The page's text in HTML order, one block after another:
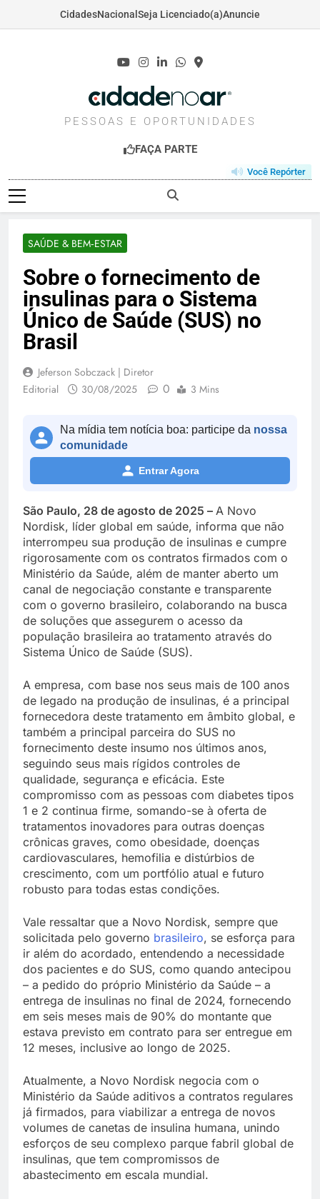
CidadesNacional Seja Licenciado(a)Anuncie
CIDADENOAR.COM
PESSOAS E OPORTUNIDADES
FAÇA PARTE
Você Repórter
SAÚDE & BEM‑ESTAR
Sobre o fornecimento de
insulinas para o Sistema
Único de Saúde (SUS) no
Brasil
Jeferson Sobczack | Diretor
Editorial
30/08/2025 0 3 Mins
Na mídia tem notícia boa: participe da nossa
comunidade
Entrar Agora
São Paulo, 28 de agosto de 2025 – A Novo
Nordisk, líder global em saúde, informa que não
interrompeu sua produção de insulinas e cumpre
rigorosamente com os contratos firmados com o
Ministério da Saúde, além de manter aberto um
canal de negociação constante e transparente
com o governo brasileiro, colaborando na busca
de soluções que assegurem o acesso da
população brasileira ao tratamento através do
Sistema Único de Saúde (SUS).
A empresa, com base nos seus mais de 100 anos
de legado na produção de insulinas, é a principal
fornecedora deste tratamento em âmbito global, e
também a principal parceira do SUS no
fornecimento deste insumo nos últimos anos,
seguindo seus mais rígidos controles de
qualidade, segurança e eficácia. Este
compromisso com as pessoas com diabetes tipos
1 e 2 continua firme, somando-se à oferta de
tratamentos inovadores para outras doenças
crônicas graves, como obesidade, doenças
cardiovasculares, hemofilia e distúrbios de
crescimento, com um portfólio atual e futuro
robusto para todas estas condições.
Vale ressaltar que a Novo Nordisk, sempre que
solicitada pelo governo brasileiro, se esforça para
ir além do acordado, entendendo a necessidade
dos pacientes e do SUS, como quando antecipou
– a pedido do próprio Ministério da Saúde – a
entrega de insulinas no final de 2024, fornecendo
em seis meses mais de 90% do montante que
estava previsto em contrato para ser entregue em
12 meses, inclusive ao longo de 2025.
Atualmente, a Novo Nordisk negocia com o
Ministério da Saúde aditivos a contratos regulares
já firmados, para viabilizar a entrega de novos
volumes de canetas de insulina humana, unindo
esforços de seu complexo parque fabril global de
insulinas, que tem compromissos de
abastecimento em escala mundial.